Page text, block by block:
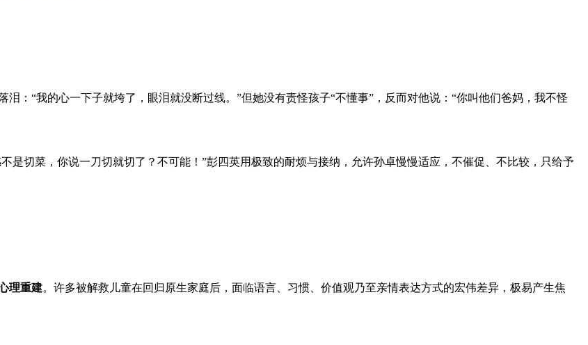
：“我的心一下子就垮了，眼泪就没断过线。”但她没有责怪孩子“不懂事”，反而对他说：“你叫他们爸妈，我不怪
是切菜，你说一刀切就切了？不可能！”彭四英用极致的耐烦与接纳，允许孙卓慢慢适应，不催促、不比较，只给予
理重建。许多被解救儿童在回归原生家庭后，面临语言、习惯、价值观乃至亲情表达方式的宏伟差异，极易产生焦